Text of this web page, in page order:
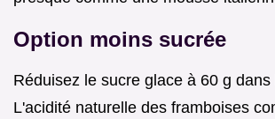
Option moins sucrée
Réduisez le sucre glace à 60 g dans
L'acidité naturelle des framboises